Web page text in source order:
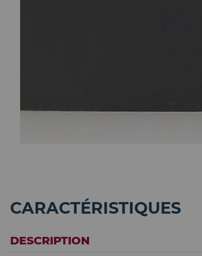
CARACTÉRISTIQUES
DESCRIPTION